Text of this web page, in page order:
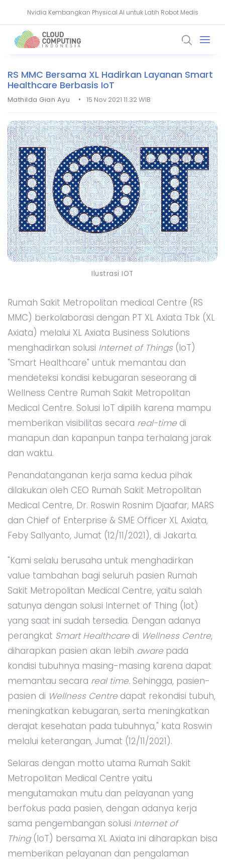
Nvidia Kembangkan Physical AI untuk Latih Robot Medis
Komputer Kuantum Ancam Bitcoin, Seberapa Besar Risikonya?
RS MMC Bersama XL Hadirkan Layanan Smart
Healthcare Berbasis IoT
Mathilda Gian Ayu • 15 Nov 2021 11.32 WIB
Ilustrasi IOT
Rumah Sakit Metropolitan medical Centre (RS
MMC) berkolaborasi dengan PT XL Axiata Tbk (XL
Axiata) melalui XL Axiata Business Solutions
menghadirkan solusi Internet of Things(IoT)
"Smart Healthcare" untuk memantau dan
mendeteksi kondisi kebugaran seseorang di
Wellness Centre Rumah Sakit Metropolitan
Medical Centre. Solusi IoT dipilih karena mampu
memberikan visibilitas secara real-time di
manapun dan kapanpun tanpa terhalang jarak
dan waktu.
Penandatanganan kerja sama kedua pihak
dilakukan oleh CEO Rumah Sakit Metropolitan
Medical Centre, Dr. Roswin Rosnim Djaafar, MARS
dan Chief of Enterprise & SME Officer XL Axiata,
Feby Sallyanto, Jumat (12/11/2021), di Jakarta.
"Kami selalu berusaha untuk menghadirkan
value tambahan bagi seluruh pasien Rumah
Sakit Metropolitan Medical Centre, yaitu salah
satunya dengan solusi Internet of Thing (Iot)
yang saat ini sudah tersedia. Dengan adanya
perangkat Smart Healthcare di Wellness Centre,
diharapkan pasien akan lebih aware pada
kondisi tubuhnya masing-masing karena dapat
memantau secara real time. Sehingga, pasien-
pasien di Wellness Centre dapat rekondisi tubuh,
meningkatkan kebugaran, serta meningkatkan
derajat kesehatan pada tubuhnya," kata Roswin
melalui keterangan, Jumat (12/11/2021).
Selaras dengan motto utama Rumah Sakit
Metropolitan Medical Centre yaitu
mengutamakan mutu dan pelayanan yang
berfokus pada pasien, dengan adanya kerja
sama pengembangan solusi Internet of
Thing(IoT) bersama XL Axiata ini diharapkan bisa
memberikan pelayanan dan pengalaman